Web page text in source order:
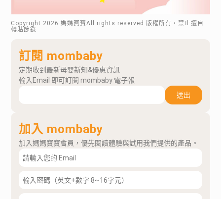
Copyright 2026 .媽媽寶寶All rights reserved.版權所有，禁止擅自
轉貼節錄
訂閱 mombaby
定期收到最新母嬰新知&優惠資訊
輸入Email 即可訂閱 mombaby 電子報
送出
加入 mombaby
加入媽媽寶寶會員，優先閱讀體驗與試用我們提供的產品。